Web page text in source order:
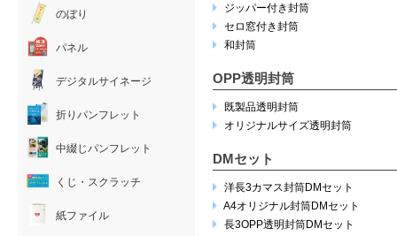
ジッパー付き封筒
セロ窓付き封筒
和封筒
OPP透明封筒
既製品透明封筒
オリジナルサイズ透明封筒
DMセット
洋長3カマス封筒DMセット
A4オリジナル封筒DMセット
長3OPP透明封筒DMセット
のぼり
パネル
デジタルサイネージ
折りパンフレット
中綴じパンフレット
くじ・スクラッチ
紙ファイル